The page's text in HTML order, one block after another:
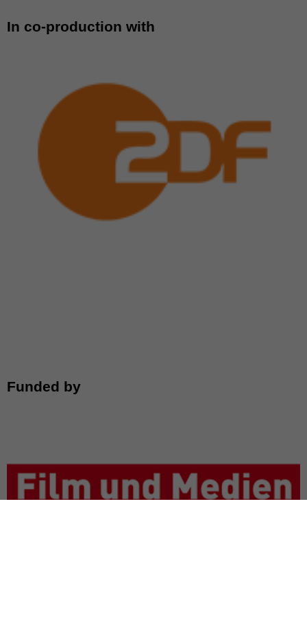
In co-production with
Funded by